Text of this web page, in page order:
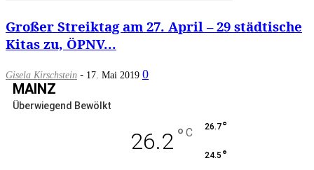
Großer Streiktag am 27. April – 29 städtische
Kitas zu, ÖPNV...
Gisela Kirschstein - 17. Mai 2019 0
MAINZ
Überwiegend Bewölkt
26.2 ° C 26.7°
24.5 °